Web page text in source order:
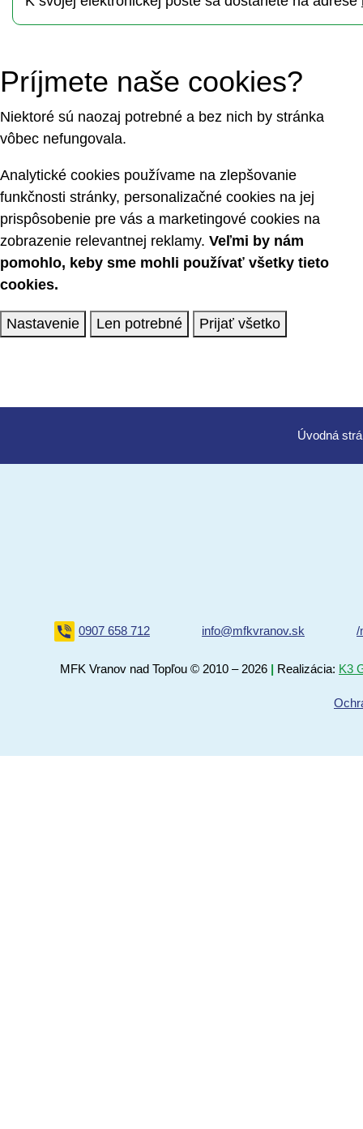
Úvod
0907 658 712 info@mfkvranov.sk /
MFK Vranov nad Topľou © 2010 – 2026 | Realizácia: K3
Príjmete naše cookies?
Niektoré sú naozaj potrebné a bez nich by stránka
vôbec nefungovala.
Analytické cookies používame na zlepšovanie
funkčnosti stránky, personalizačné cookies na jej
prispôsobenie pre vás a marketingové cookies na
zobrazenie relevantnej reklamy. Veľmi by nám
pomohlo, keby sme mohli používať všetky tieto
cookies.
Nastavenie Len potrebné Prijať všetko